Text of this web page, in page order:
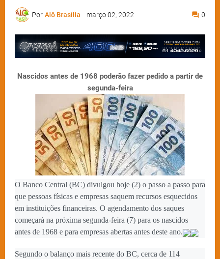
Por Alô Brasília - março 02, 2022 0
Nascidos antes de 1968 poderão fazer pedido a partir de
segunda-feira
O Banco Central (BC) divulgou hoje (2) o passo a passo para
que pessoas físicas e empresas saquem recursos esquecidos
em instituições financeiras. O agendamento dos saques
começará na próxima segunda-feira (7) para os nascidos
antes de 1968 e para empresas abertas antes deste ano.
Segundo o balanço mais recente do BC, cerca de 114